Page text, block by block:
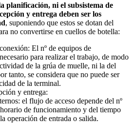
planificación, ni el subsistema de
y entrega deben ser los
, suponiendo que estos se dotan del
no convertirse en cuellos de botella:
El nº de equipos de
para realizar el trabajo, de modo
de la grúa de muelle, ni la del
tanto, se considera que no puede ser
de la terminal.
y entrega:
el flujo de acceso depende del nº
de funcionamiento y del tiempo
operación de entrada o salida.